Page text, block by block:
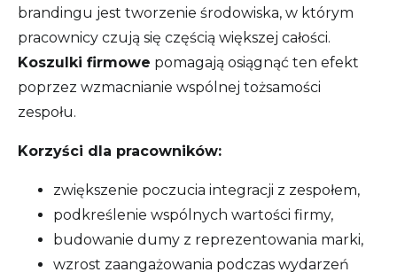
brandingu jest tworzenie środowiska, w którym
pracownicy czują się częścią większej całości.
Koszulki firmowe pomagają osiągnąć ten efekt
poprzez wzmacnianie wspólnej tożsamości
zespołu.
Korzyści dla pracowników:
zwiększenie poczucia integracji z zespołem,
podkreślenie wspólnych wartości firmy,
budowanie dumy z reprezentowania marki,
wzrost zaangażowania podczas wydarzeń